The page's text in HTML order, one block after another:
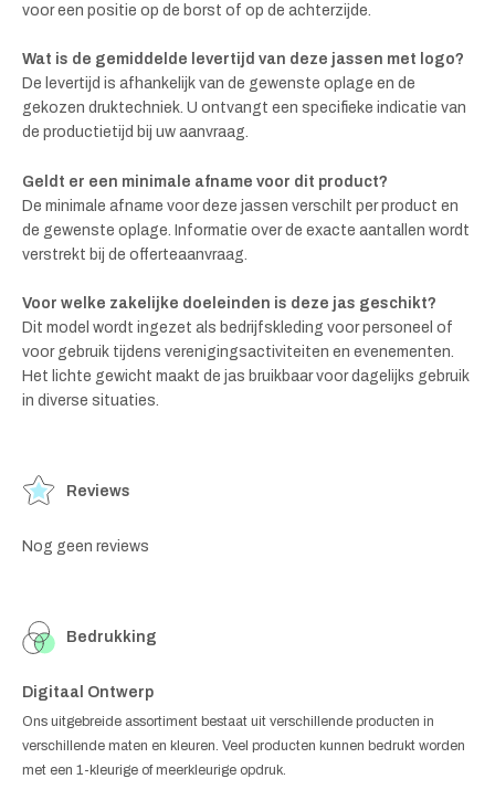
voor een positie op de borst of op de achterzijde.
Wat is de gemiddelde levertijd van deze jassen met logo?
De levertijd is afhankelijk van de gewenste oplage en de
gekozen druktechniek. U ontvangt een specifieke indicatie van
de productietijd bij uw aanvraag.
Geldt er een minimale afname voor dit product?
De minimale afname voor deze jassen verschilt per product en
de gewenste oplage. Informatie over de exacte aantallen wordt
verstrekt bij de offerteaanvraag.
Voor welke zakelijke doeleinden is deze jas geschikt?
Dit model wordt ingezet als bedrijfskleding voor personeel of
voor gebruik tijdens verenigingsactiviteiten en evenementen.
Het lichte gewicht maakt de jas bruikbaar voor dagelijks gebruik
in diverse situaties.
Reviews
Nog geen reviews
Bedrukking
Digitaal Ontwerp
Ons uitgebreide assortiment bestaat uit verschillende producten in
verschillende maten en kleuren. Veel producten kunnen bedrukt worden
met een 1-kleurige of meerkleurige opdruk.